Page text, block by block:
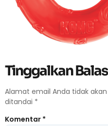
Tinggalkan
Alamat email Anda tidak akan
ditandai *
Komentar *